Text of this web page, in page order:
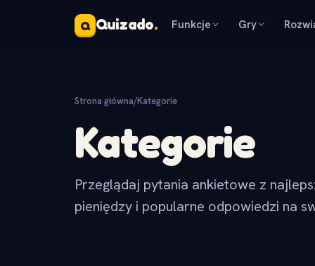
Q Quizado. Funkcje Gry
Strona główna/Kategorie
Kategorie
Przeglądaj pytania ankietowe z
pieniędzy i popularne odpowiedzi na